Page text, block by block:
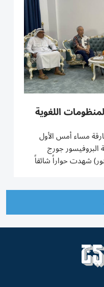
اللغوية
مساء أمس الأول
البروفيسور جورج
شهدت حواراً شائقاً